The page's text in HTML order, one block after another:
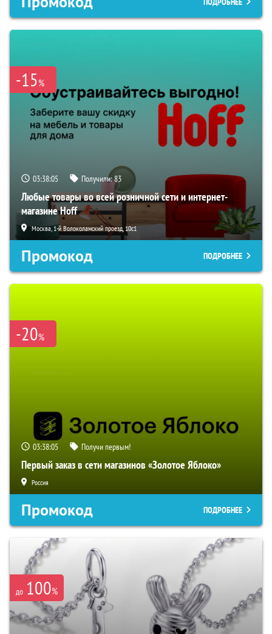
-15%
03:38:04 Получили:83
Любые товары во всей розничной сети и интернет-
магазине Hoff
Москва, 1-й Волоколамский проезд, 10с1
Промокод ПОДРОБНЕЕ
-20%
03:38:04 Получи первым!
Первый заказ в сети магазинов «Золотое Яблоко»
Россия
Промокод ПОДРОБНЕЕ
до 100%